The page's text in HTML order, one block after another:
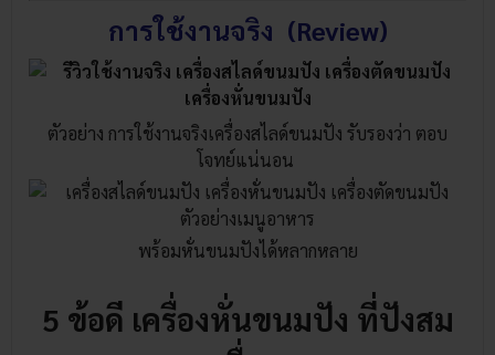
การใช้งานจริง (Review)
ตัวอย่าง การใช้งานจริงเครื่องสไลด์ขนมปัง รับรองว่า ตอบ
โจทย์แน่นอน
พร้อมหั่นขนมปังได้หลากหลาย
5 ข้อดี เครื่องหั่นขนมปัง ที่ปังสม